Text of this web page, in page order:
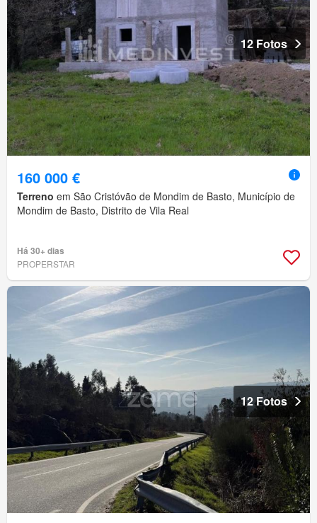
12 Fotos
160 000 €
Terreno em São Cristóvão de Mondim de Basto, Município de
Mondim de Basto, Distrito de Vila Real
Há 30+ dias
PROPERSTAR
12 Fotos